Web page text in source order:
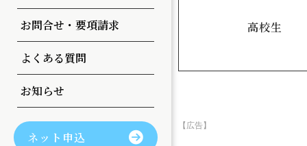
お問合せ・要項請求
よくある質問
お知らせ
ネット申込
高校生